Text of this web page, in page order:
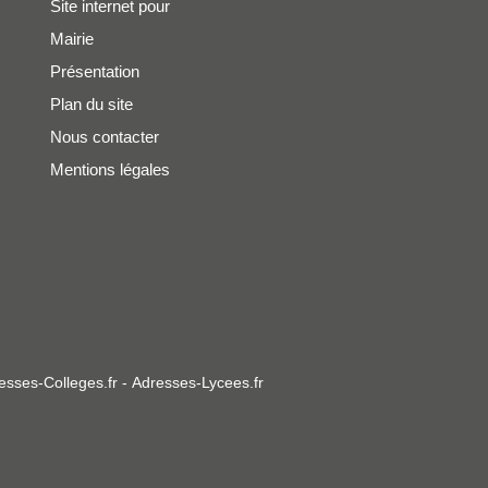
Site internet pour
Mairie
Présentation
Plan du site
Nous contacter
Mentions légales
Colleges.fr- Adresses-Lycees.fr